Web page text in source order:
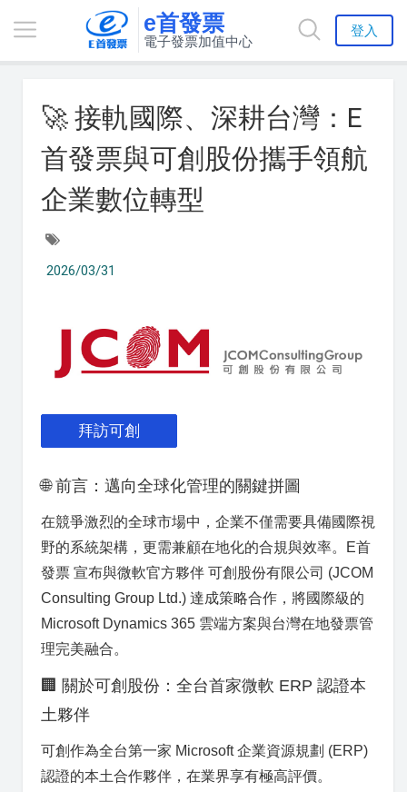
e首發票
電子發票加值中心
登入
🚀 接軌國際、深耕台灣：E
首發票與可創股份攜手領航
企業數位轉型
2026/03/31
拜訪可創
🌐 前言：邁向全球化管理的關鍵拼圖
在競爭激烈的全球市場中，企業不僅需要具備國際視
野的系統架構，更需兼顧在地化的合規與效率。E首
發票 宣布與微軟官方夥伴 可創股份有限公司 (JCOM
Consulting Group Ltd.) 達成策略合作，將國際級的
Microsoft Dynamics 365 雲端方案與台灣在地發票管
理完美融合。
🏢 關於可創股份：全台首家微軟 ERP 認證本
土夥伴
可創作為全台第一家 Microsoft 企業資源規劃 (ERP)
認證的本土合作夥伴，在業界享有極高評價。